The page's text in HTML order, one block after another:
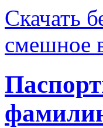
Скачать
смешное